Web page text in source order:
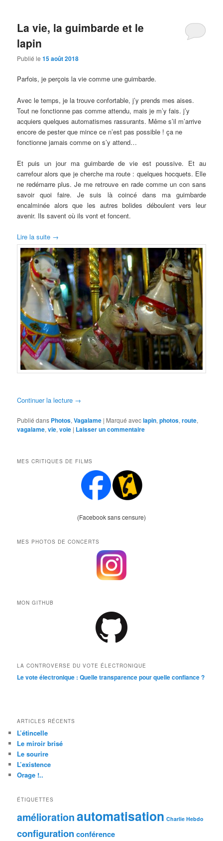
La vie, la guimbarde et le
lapin
Publié le15 août 2018
Parfois, je perçois la vie comme une guimbarde.
Avec le temps, je la trouve confortable, j’y prends mes aises.
Tout ne fonctionne pas comme attendu, mais je m’y fais. j’y
acquiers quelques automatismes rassurants. Même s’il m’arrive
encore de pester que mince ce n’est pas possible ! ça ne
fonctionne jamais comme on s’y attend…
Et puis un jour ma guimbarde de vie est poussive. Et au
carrefour alors que je cherche ma route : quelques hocquets. Elle
ne redémarre plus. Je me retrouve en rade comme un con sans
savoir quoi faire. Je suis là coincé dans ma guimbarde
encalminée alors que les autres bolides déboulent vers leur
avenir. Ils savent où ils vont et foncent.
Lire la suite →
Continuer la lecture →
Publié dans Photos,Vagalame | Marqué aveclapin,photos,route,
vagalame,vie,voie | Laisser un commentaire
MES CRITIQUES DE FILMS
(Facebook sans censure)
MES PHOTOS DE CONCERTS
MON GITHUB
LA CONTROVERSE DU VOTE ÉLECTRONIQUE
Le vote électronique : Quelle transparence pour quelle confiance ?
ARTICLES RÉCENTS
L’étincelle
Le miroir brisé
Le sourire
L’existence
Orage !..
ÉTIQUETTES
améliorationautomatisation Charlie Hebdo
configuration conférence